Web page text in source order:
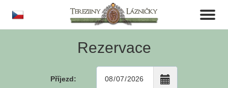
Toggle
Rezervace
Příjezd: